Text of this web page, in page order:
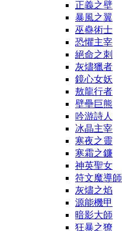
正義之壁
暴風之翼
巫蠱術士
恐懼主宰
絕命之刺
灰燼獵者
鏡心女妖
敖龍行者
壁壘巨熊
吟游詩人
冰晶主宰
寒夜之靈
寒霜之鐮
神英聖女
符文魔導師
灰燼之焰
源能機甲
暗影大師
狂暴之獠